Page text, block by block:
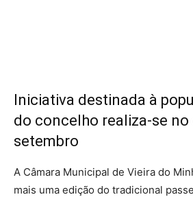
Iniciativa destinada à
do concelho realiza-se no
setembro
A Câmara Municipal de Vieira do
mais uma edição do tradicional